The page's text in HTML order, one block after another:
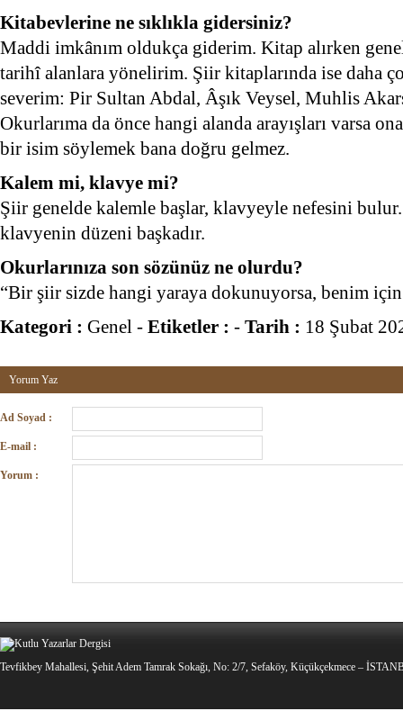
Kitabevlerine ne sıklıkla gidersiniz?
Maddi imkânım oldukça giderim. Kitap alırken
tarihî alanlara yönelirim. Şiir kitaplarında ise daha
severim: Pir Sultan Abdal, Âşık Veysel, Muhlis
Okurlarıma da önce hangi alanda arayışları varsa
bir isim söylemek bana doğru gelmez.
Kalem mi, klavye mi?
Şiir genelde kalemle başlar, klavyeyle nefesini
klavyenin düzeni başkadır.
Okurlarınıza son sözünüz ne olurdu?
“Bir şiir sizde hangi yaraya dokunuyorsa, benim için
Kategori : Genel - Etiketler : - Tarih : 18 Şubat
Yorum Yaz
Ad Soyad :
E-mail :
Yorum :
Tevfikbey Mahallesi, Şehit Adem Tamrak Sokağı, No: 2/7, Sefaköy, Küçükçekmece –